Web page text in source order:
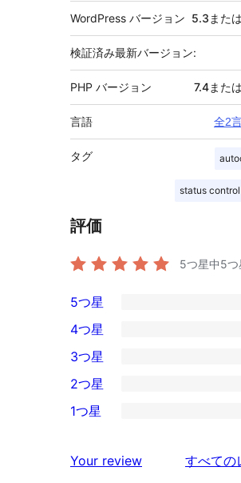
WordPress バージョン 5.3また
検証済み最新バージョン:
PHP バージョン 7.4また
言語 全2
タグ
status control
評価
5つ星中5つ
4
5-
星
レ
ビ
ー
5つ星
4-
星
レ
ュ
4つ星
0
3-
星
ビ
3つ星
2-
レ
2つ星
星
1つ星
Your review すべての